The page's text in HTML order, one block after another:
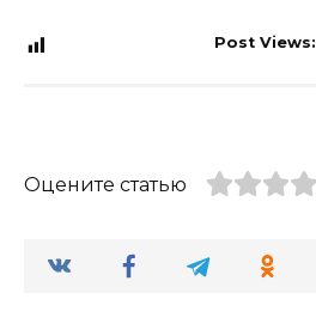
Post Views:
Оцените статью